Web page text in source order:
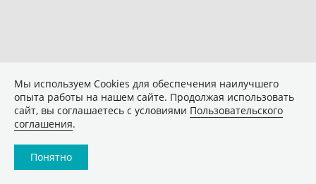
Мы используем Сookies для обеспечения наилучшего
опыта работы на нашем сайте. Продолжая использовать
сайт, вы соглашаетесь с условиями Пользовательского
соглашения.
Понятно